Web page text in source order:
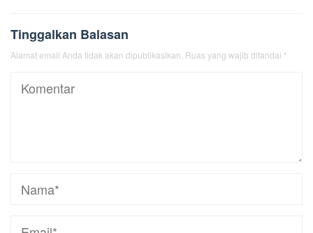
Tinggalkan Balasan
Alamat email Anda tidak akan dipublikasikan. Ruas yang wajib ditandai *